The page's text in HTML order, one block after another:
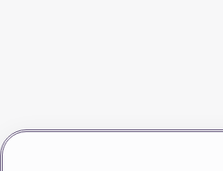
vdcasino girişbetexper